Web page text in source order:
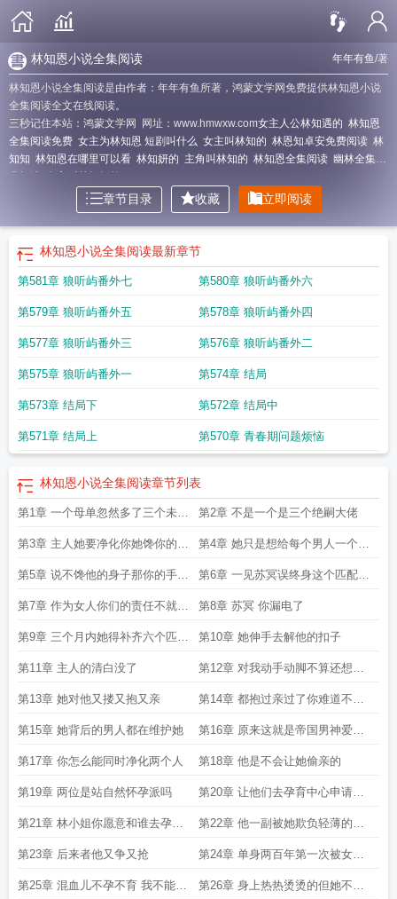
年年有鱼/著
林知恩小说全集阅读
林知恩小说全集阅读是由作者：年年有鱼所著，鸿蒙文学网免费提供林知恩小说
全集阅读全文在线阅读。
三秒记住本站：鸿蒙文学网 网址：www.hmwxw.com女主人公林知遇的 林知恩
全集阅读免费 女主为林知恩 短剧叫什么 女主叫林知的 林恩知卓安免费阅读 林
知知 林知恩在哪里可以看 林知妍的 主角叫林知的 林知恩全集阅读 幽林全集免
章节目录 收藏 立即阅读
林知恩小说全集阅读最新章节
第581章 狼听屿番外七 第580章 狼听屿番外六
第579章 狼听屿番外五 第578章 狼听屿番外四
第577章 狼听屿番外三 第576章 狼听屿番外二
第575章 狼听屿番外一 第574章 结局
第573章 结局下 第572章 结局中
第571章 结局上 第570章 青春期问题烦恼
林知恩小说全集阅读章节列表
第1章 一个母单忽然多了三个未婚
夫
第2章 不是一个是三个绝嗣大佬
第3章 主人她要净化你她馋你的身
子
第4章 她只是想给每个男人一个家
一个孩子
第5章 说不馋他的身子那你的手在
干什么
第6章 一见苏冥误终身这个匹配者
过于帅了
第7章 作为女人你们的责任不就是
生育
第8章 苏冥 你漏电了
第9章 三个月内她得补齐六个匹配
人
第10章 她伸手去解他的扣子
第11章 主人的清白没了 第12章 对我动手动脚不算还想动
我朋友
第13章 她对他又搂又抱又亲 第14章 都抱过亲过了你难道不负
责
第15章 她背后的男人都在维护她 第16章 原来这就是帝国男神爱上
我的滋味
第17章 你怎么能同时净化两个人 第18章 他是不会让她偷亲的
第19章 两位是站自然怀孕派吗 第20章 让他们去孕育中心申请孕
育一个孩子
第21章 林小姐你愿意和谁去孕育
中心
第22章 他一副被她欺负轻薄的样
子
第23章 后来者他又争又抢 第24章 单身两百年第一次被女孩
子抱
第25章 混血儿不孕不育 我不能生 第26章 身上热热烫烫的但她不能